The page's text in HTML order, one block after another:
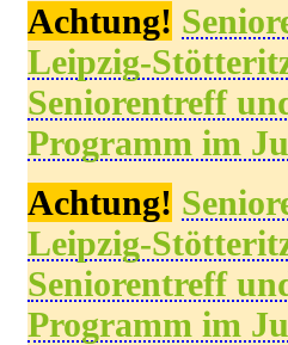
Achtung!
Leipzig-
Seniorentreff
Programm im
Achtung!
Leipzig-
Seniorentreff
Programm im